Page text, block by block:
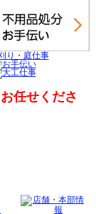
お任せくださ